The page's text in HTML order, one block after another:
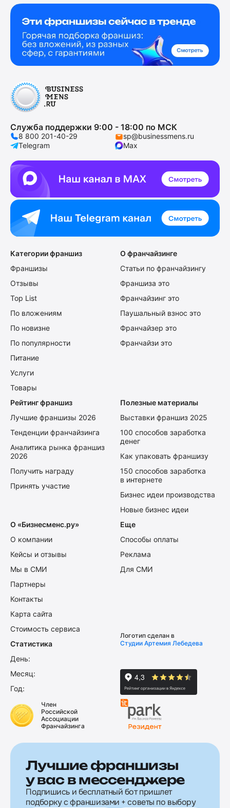
Служба поддержки 9:00 - 18:00 по МСК
8 800 201-40-29
sp@businessmens.ru
Telegram
Max
Категории франшиз
Франшизы
Отзывы
Top List
По вложениям
По новизне
По популярности
Питание
Услуги
Товары
О франчайзинге
Статьи по франчайзингу
Франшиза это
Франчайзинг это
Паушальный взнос это
Франчайзер это
Франчайзи это
Рейтинг франшиз
Лучшие франшизы 2026
Тенденции франчайзинга
Аналитика рынка франшиз
2026
Получить награду
Принять участие
Полезные материалы
Выставки франшиз 2025
100 способов заработка
денег
Как упаковать франшизу
150 способов заработка
в интернете
Бизнес идеи производства
Новые бизнес идеи
О «Бизнесменс.ру»
О компании
Кейсы и отзывы
Мы в СМИ
Партнеры
Контакты
Карта сайта
Стоимость сервиса
Еще
Способы оплаты
Реклама
Для СМИ
Статистика
День:
Месяц:
Год:
Логотип сделан в
Студии Артемия Лебедева
Член
Российской
Ассоциации
Франчайзинга
Лучшие франшизы
у вас в мессенджере
Подпишись и бесплатный бот пришлет
подборку с франшизами + советы по выбору